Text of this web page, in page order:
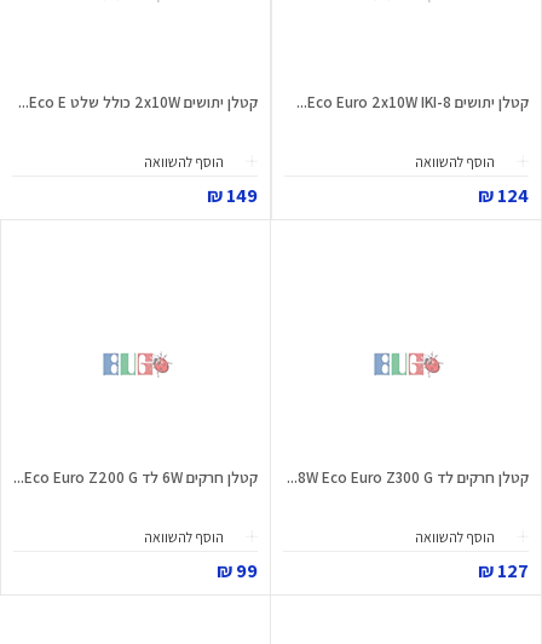
קטלן יתושים Eco Euro 2x10W IKI-8...
הוסף להשוואה
124 ₪
קטלן יתושים 2x10W כולל שלט Eco E...
הוסף להשוואה
149 ₪
קטלן חרקים לד 8W Eco Euro Z300 G...
הוסף להשוואה
127 ₪
קטלן חרקים 6W לד Eco Euro Z200 G...
הוסף להשוואה
99 ₪